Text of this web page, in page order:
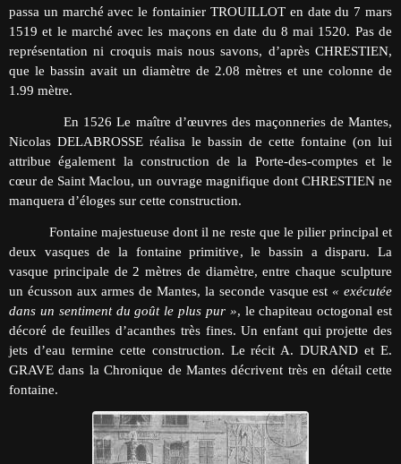
passa un marché avec le fontainier TROUILLOT en date du 7 mars
1519 et le marché avec les maçons en date du 8 mai 1520. Pas de
représentation ni croquis mais nous savons, d’après CHRESTIEN,
que le bassin avait un diamètre de 2.08 mètres et une colonne de
1.99 mètre.
En 1526 Le maître d’œuvres des maçonneries de Mantes,
Nicolas DELABROSSE réalisa le bassin de cette fontaine (on lui
attribue également la construction de la Porte-des-comptes et le
cœur de Saint Maclou, un ouvrage magnifique dont CHRESTIEN ne
manquera d’éloges sur cette construction.
Fontaine majestueuse dont il ne reste que le pilier principal et
deux vasques de la fontaine primitive, le bassin a disparu. La
vasque principale de 2 mètres de diamètre, entre chaque sculpture
un écusson aux armes de Mantes, la seconde vasque est « exécutée
dans un sentiment du goût le plus pur », le chapiteau octogonal est
décoré de feuilles d’acanthes très fines. Un enfant qui projette des
jets d’eau termine cette construction. Le récit A. DURAND et E.
GRAVE dans la Chronique de Mantes décrivent très en détail cette
fontaine.